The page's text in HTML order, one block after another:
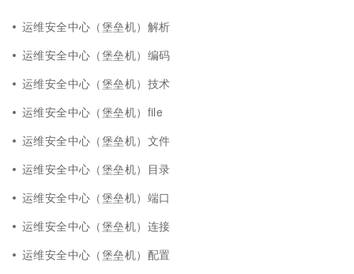
运维安全中心（堡垒机）解析
运维安全中心（堡垒机）编码
运维安全中心（堡垒机）技术
运维安全中心（堡垒机）file
运维安全中心（堡垒机）文件
运维安全中心（堡垒机）目录
运维安全中心（堡垒机）端口
运维安全中心（堡垒机）连接
运维安全中心（堡垒机）配置